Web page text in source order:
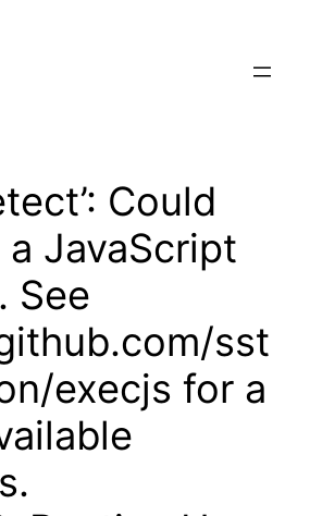
Could
JavaScript
See
sst
execjs for a